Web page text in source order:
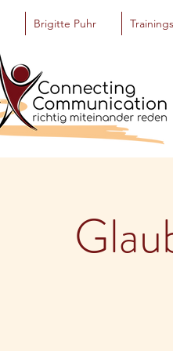
Brigitte Puhr Trainings